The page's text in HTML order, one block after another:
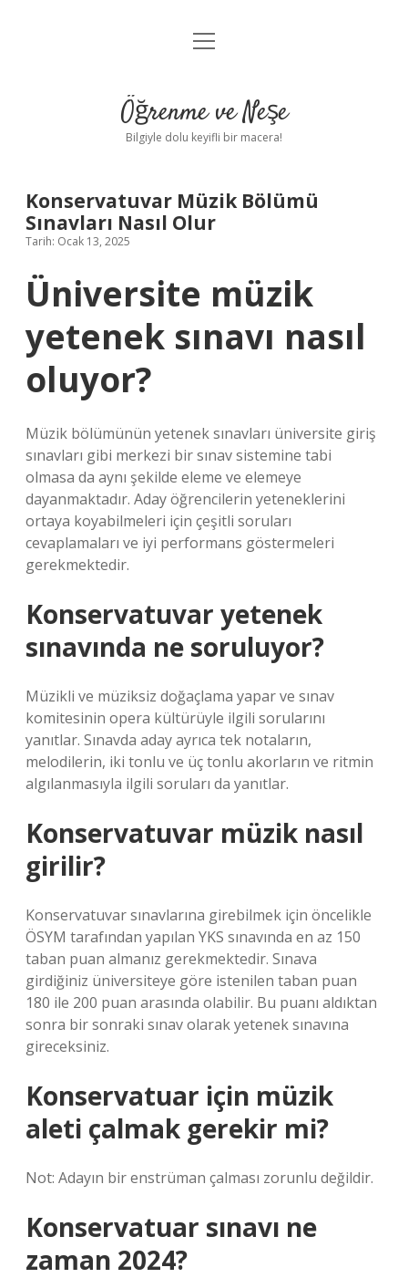
Anasayfa
Yasal Uyarı
menüyü
Öğrenme ve Neşe
Bilgiyle dolu keyifli bir macera!
Konservatuvar Müzik Bölümü
Sınavları Nasıl Olur
Tarih: Ocak 13, 2025
Üniversite müzik
yetenek sınavı nasıl
oluyor?
Müzik bölümünün yetenek sınavları üniversite giriş
sınavları gibi merkezi bir sınav sistemine tabi
olmasa da aynı şekilde eleme ve elemeye
dayanmaktadır. Aday öğrencilerin yeteneklerini
ortaya koyabilmeleri için çeşitli soruları
cevaplamaları ve iyi performans göstermeleri
gerekmektedir.
Konservatuvar yetenek
sınavında ne soruluyor?
Müzikli ve müziksiz doğaçlama yapar ve sınav
komitesinin opera kültürüyle ilgili sorularını
yanıtlar. Sınavda aday ayrıca tek notaların,
melodilerin, iki tonlu ve üç tonlu akorların ve ritmin
algılanmasıyla ilgili soruları da yanıtlar.
Konservatuvar müzik nasıl
girilir?
Konservatuvar sınavlarına girebilmek için öncelikle
ÖSYM tarafından yapılan YKS sınavında en az 150
taban puan almanız gerekmektedir. Sınava
girdiğiniz üniversiteye göre istenilen taban puan
180 ile 200 puan arasında olabilir. Bu puanı aldıktan
sonra bir sonraki sınav olarak yetenek sınavına
gireceksiniz.
Konservatuar için müzik
aleti çalmak gerekir mi?
Not: Adayın bir enstrüman çalması zorunlu değildir.
Konservatuar sınavı ne
zaman 2024?